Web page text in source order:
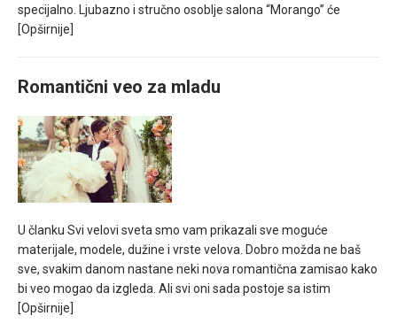
specijalno. Ljubazno i stručno osoblje salona “Morango” će
[Opširnije]
Romantični veo za mladu
U članku Svi velovi sveta smo vam prikazali sve moguće
materijale, modele, dužine i vrste velova. Dobro možda ne baš
sve, svakim danom nastane neki nova romantična zamisao kako
bi veo mogao da izgleda. Ali svi oni sada postoje sa istim
[Opširnije]